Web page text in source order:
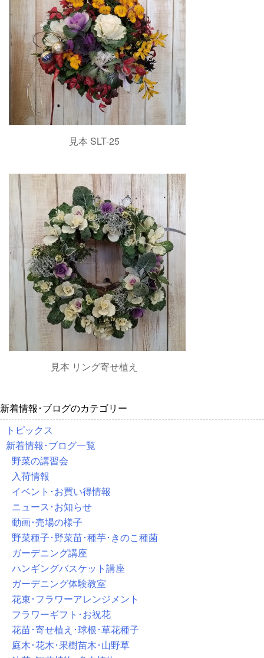
見本 SLT-25
見本 リング寄せ植え
新着情報･ブログのカテゴリー
トピックス
新着情報･ブログ一覧
野菜の講習会
入荷情報
イベント･お買い得情報
ニュース･お知らせ
動画･売場の様子
野菜種子･野菜苗･種芋･きのこ種菌
ガーデニング講座
ハンギングバスケット講座
ガーデニング体験教室
花束･フラワーアレンジメント
フラワーギフト･お祝花
花苗･寄せ植え･球根･草花種子
庭木･花木･果樹苗木･山野草